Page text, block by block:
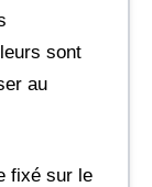
sont
au
fixé sur le